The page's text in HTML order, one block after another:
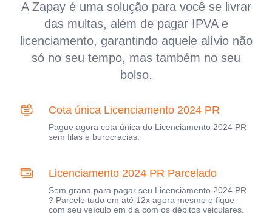
A Zapay é uma solução para você se livrar
das multas, além de pagar IPVA e
licenciamento, garantindo aquele alívio não
só no seu tempo, mas também no seu
bolso.
Cota única Licenciamento 2024 PR
Pague agora cota única do Licenciamento 2024 PR
sem filas e burocracias.
Licenciamento 2024 PR Parcelado
Sem grana para pagar seu Licenciamento 2024 PR
? Parcele tudo em até 12x agora mesmo e fique
com seu veículo em dia com os débitos veiculares.